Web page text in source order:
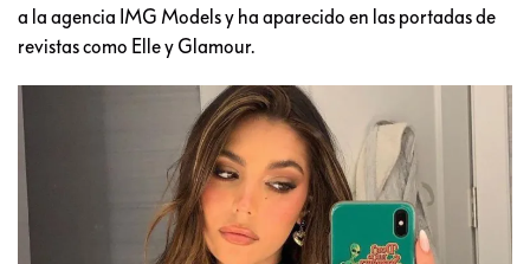
a la agencia IMG Models y ha aparecido en las portadas de
revistas como Elle y Glamour.